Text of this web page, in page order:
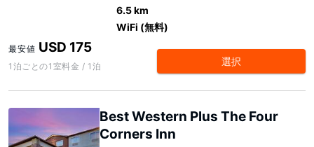
6.5 km
WiFi (無料)
最安値 USD 175
1泊ごとの1室料金 / 1泊 選択
Best Western Plus The Four
Corners Inn